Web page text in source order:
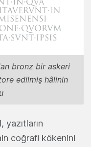
bronz bir askeri
edilmiş hâlinin
yazıtların
coğrafi kökenini